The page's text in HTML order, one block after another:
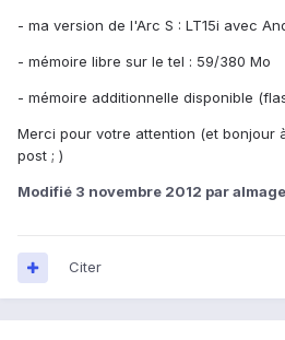
- ma version de l'Arc S : LT15i avec
- mémoire libre sur le tel : 59/380 Mo
- mémoire additionnelle disponible
Merci pour votre attention (et bonjour
post ; )
Modifié 3 novembre 2012 par
Citer